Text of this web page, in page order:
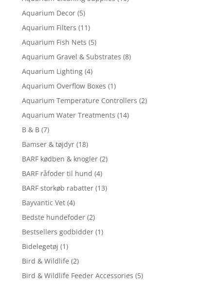
Aquarium Decor (5)
Aquarium Filters (11)
Aquarium Fish Nets (5)
Aquarium Gravel & Substrates (8)
Aquarium Lighting (4)
Aquarium Overflow Boxes (1)
Aquarium Temperature Controllers (2)
Aquarium Water Treatments (14)
B & B (7)
Bamser & tøjdyr (18)
BARF kødben & knogler (2)
BARF råfoder til hund (4)
BARF storkøb rabatter (13)
Bayvantic Vet (4)
Bedste hundefoder (2)
Bestsellers godbidder (1)
Bidelegetøj (1)
Bird & Wildlife (2)
Bird & Wildlife Feeder Accessories (5)